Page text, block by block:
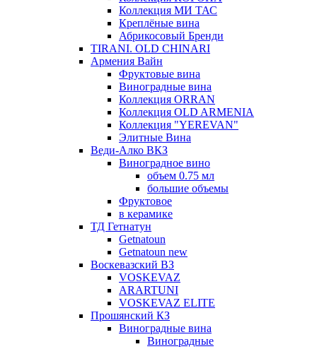
Коллекция МИ ТАС
Креплёные вина
Абрикосовый Бренди
TIRANI. OLD CHINARI
Армения Вайн
Фруктовые вина
Виноградные вина
Коллекция ORRAN
Коллекция OLD ARMENIA
Коллекция "YEREVAN"
Элитные Вина
Веди-Алко ВКЗ
Виноградное вино
объем 0.75 мл
большие объемы
Фруктовое
в керамике
ТД Гетнатун
Getnatoun
Getnatoun new
Воскевазский ВЗ
VOSKEVAZ
ARARTUNI
VOSKEVAZ ELITE
Прошянский КЗ
Виноградные вина
Виноградные